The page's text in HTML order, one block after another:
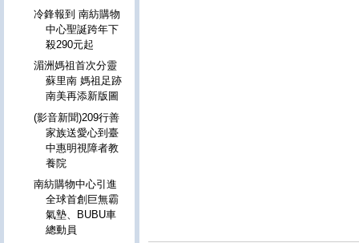
冷鋒報到 南紡購物
中心聖誕跨年下
殺290元起
湄洲媽祖首次分靈
蘇里南 媽祖足跡
南美再添新版圖
(影音新聞)209行善
家族送愛心到臺
中惠明視障者教
養院
南紡購物中心引進
全球首創巨無霸
氣墊、BUBU車
總動員